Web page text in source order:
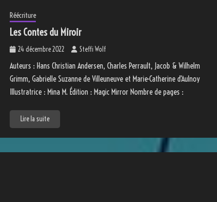
Réécriture
Les Contes du Miroir
24 décembre 2022 Steffi Wolf
Auteurs : Hans Christian Andersen, Charles Perrault, Jacob & Wilhelm
Grimm, Gabrielle Suzanne de Villeuneuve et Marie-Catherine d’Aulnoy
Illustratrice : Mina M. Édition : Magic Mirror Nombre de pages :
Lire la suite